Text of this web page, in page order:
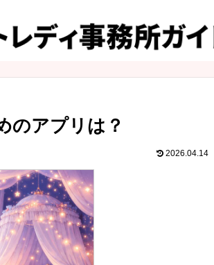
のアプリは？
2026.04.14